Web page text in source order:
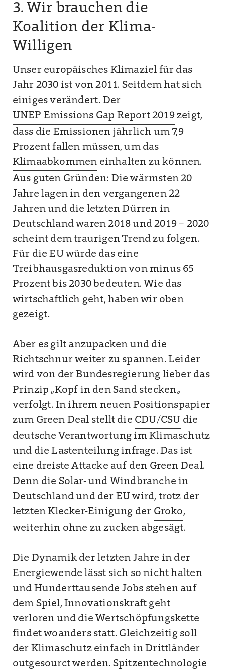
3. Wir brauchen die
Koalition der Klima-
Willigen
Unser europäisches Klimaziel für das
Jahr 2030 ist von 2011. Seitdem hat sich
einiges verändert. Der
UNEP Emissions Gap Report 2019zeigt,
dass die Emissionen jährlich um 7,9
Prozent fallen müssen, um das
Klimaabkommen einhalten zu können.
Aus guten Gründen: Die wärmsten 20
Jahre lagen in den vergangenen 22
Jahren und die letzten Dürren in
Deutschland waren 2018 und 2019 – 2020
scheint dem traurigen Trend zu folgen.
Für die EU würde das eine
Treibhausgasreduktion von minus 65
Prozent bis 2030 bedeuten. Wie das
wirtschaftlich geht, haben wir oben
gezeigt.
Aber es gilt anzupacken und die
Richtschnur weiter zu spannen. Leider
wird von der Bundesregierung lieber das
Prinzip „Kopf in den Sand stecken„
verfolgt. In ihrem neuen Positionspapier
zum Green Deal stellt die CDU/CSU die
deutsche Verantwortung im Klimaschutz
und die Lastenteilung infrage. Das ist
eine dreiste Attacke auf den Green Deal.
Denn die Solar- und Windbranche in
Deutschland und der EU wird, trotz der
letzten Klecker-Einigung der Groko,
weiterhin ohne zu zucken abgesägt.
Die Dynamik der letzten Jahre in der
Energiewende lässt sich so nicht halten
und Hunderttausende Jobs stehen auf
dem Spiel, Innovationskraft geht
verloren und die Wertschöpfungskette
findet woanders statt. Gleichzeitig soll
der Klimaschutz einfach in Drittländer
outgesourct werden. Spitzentechnologie